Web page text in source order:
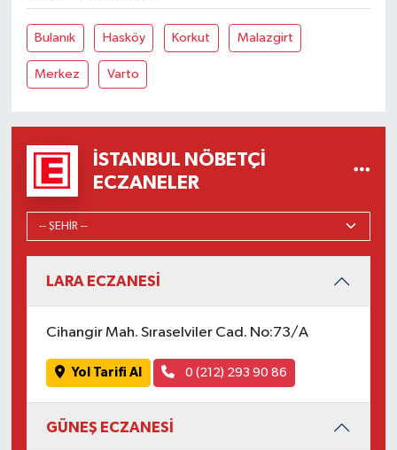
Bulanık Hasköy Korkut Malazgirt
Merkez Varto
İSTANBUL NÖBETÇI
ECZANELER
LARA ECZANESİ
Cihangir Mah. Sıraselviler Cad. No:73/A
Yol Tarifi Al 0 (212) 293 90 86
GÜNEŞ ECZANESİ